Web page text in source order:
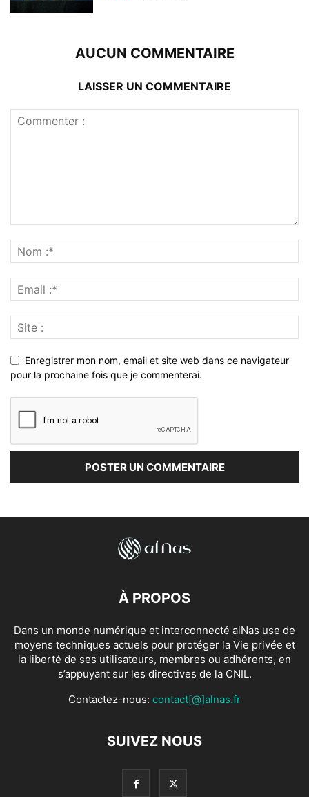
AUCUN COMMENTAIRE
LAISSER UN COMMENTAIRE
Enregistrer mon nom, email et site web dans ce navigateur
pour la prochaine fois que je commenterai.
À PROPOS
Dans un monde numérique et interconnecté alNas use de
moyens techniques actuels pour protéger la Vie privée et
la liberté de ses utilisateurs, membres ou adhérents, en
s’appuyant sur les directives de la CNIL.
Contactez-nous: contact[@]alnas.fr
SUIVEZ NOUS